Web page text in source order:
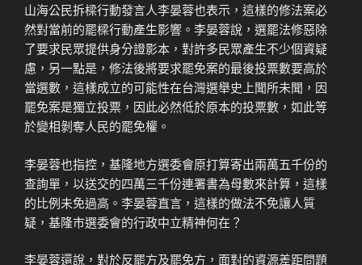
山海公民拆樑行動發言人李晏蓉也表示，這樣的修法案必
然對當前的罷樑行動產生影響。李晏蓉說，選罷法修惡除
了要求民眾提供身分證影本，對許多民眾產生不少個資疑
慮，另一點是，修法後將要求罷免案的最後投票數要高於
當選數，這樣成立的可能性在台灣選舉史上聞所未聞，因
罷免案是獨立投票，因此必然低於原本的投票數，如此等
於變相剝奪人民的罷免權。
李晏蓉也指控，基隆地方選委會原打算寄出兩萬五千份的
查詢單，以送交的四萬三千份連署書為母數來計算，這樣
的比例未免過高。李晏蓉直言，這樣的做法不免讓人質
疑，基隆市選委會的行政中立精神何在？
李晏蓉還說，對於反罷方及罷免方，面對的資源差距問題